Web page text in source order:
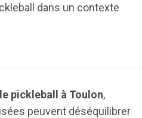
dans un contexte
pickleball à Toulon,
peuvent déséquilibrer